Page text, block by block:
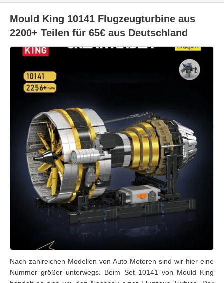
Mould King 10141 Flugzeugturbine aus
2200+ Teilen für 65€ aus Deutschland
Nach zahlreichen Modellen von Auto-Motoren sind wir hier eine
Nummer größer unterwegs. Beim Set 10141 von Mould King